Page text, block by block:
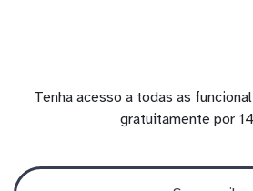
Tenha acesso a todas as
gratuitamente por